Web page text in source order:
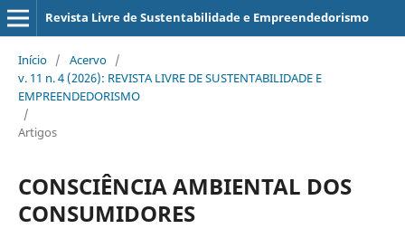
Revista Livre de Sustentabilidade e Empreendedorismo
Início / Acervo /
v. 11 n. 4 (2026): REVISTA LIVRE DE SUSTENTABILIDADE E
EMPREENDEDORISMO
/
Artigos
CONSCIÊNCIA AMBIENTAL DOS
CONSUMIDORES